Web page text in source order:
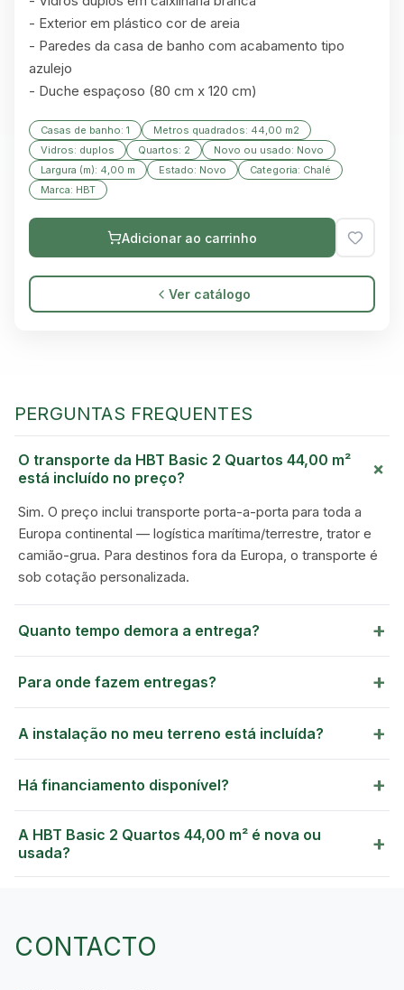
- Exterior em plástico cor de areia
- Paredes da casa de banho com acabamento tipo
azulejo
- Duche espaçoso (80 cm x 120 cm)
Casas de banho: 1
Metros quadrados: 44,00 m2
Vidros: duplos
Quartos: 2
Novo ou usado: Novo
Largura (m): 4,00 m
Estado: Novo
Categoria: Chalé
Marca: HBT
Adicionar ao carrinho
Ver catálogo
PERGUNTAS FREQUENTES
O transporte da HBT Basic 2 Quartos 44,00 m²
está incluído no preço?
+
Sim. O preço inclui transporte porta-a-porta para toda a
Europa continental — logística marítima/terrestre, trator e
camião-grua. Para destinos fora da Europa, o transporte é
sob cotação personalizada.
Quanto tempo demora a entrega? +
Para onde fazem entregas? +
A instalação no meu terreno está incluída? +
Há financiamento disponível? +
A HBT Basic 2 Quartos 44,00 m² é nova ou
usada?
+
CONTACTO